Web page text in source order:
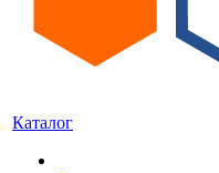
Каталог